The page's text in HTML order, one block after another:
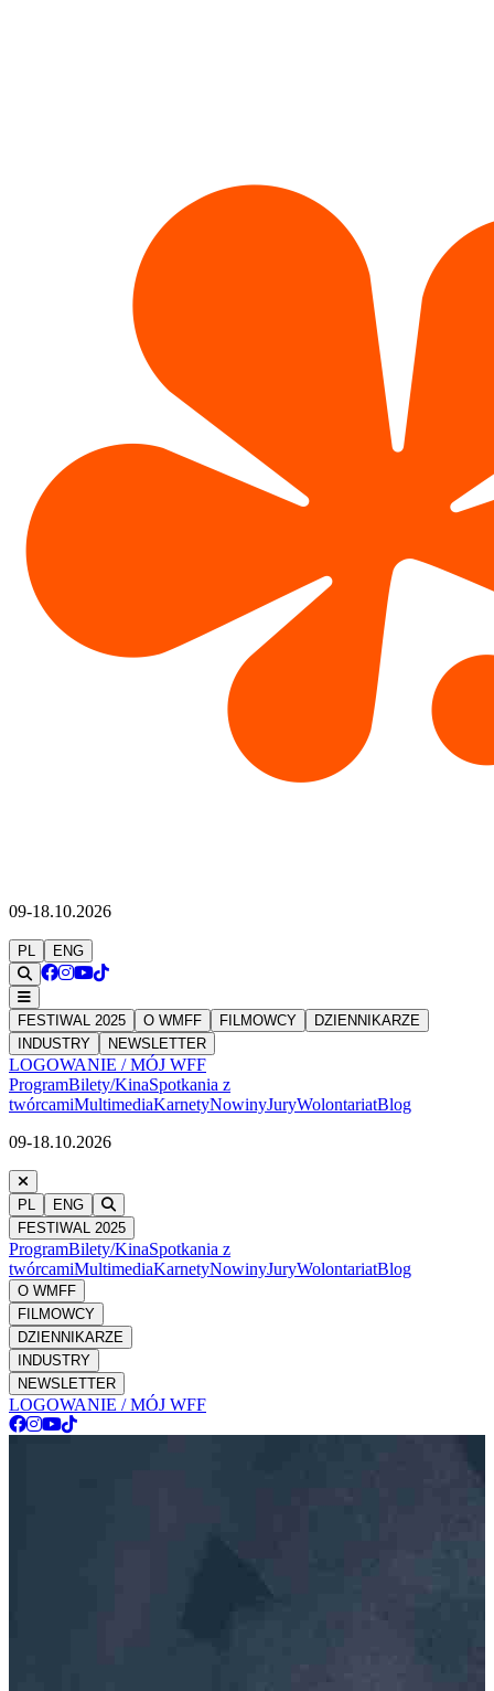
09-18.10.2026
PL ENG
FESTIWAL 2025 O WMFF FILMOWCY
DZIENNIKARZE
INDUSTRY
NEWSLETTER
LOGOWANIE / MÓJ WFF
ProgramBilety/KinaSpotkania z
twórcamiMultimediaKarnetyNowinyJuryWolontariatBlog
09-18.10.2026
PL
ENG
FESTIWAL 2025
ProgramBilety/KinaSpotkania z
twórcamiMultimediaKarnetyNowinyJuryWolontariatBlog
O WMFF
FILMOWCY
DZIENNIKARZE
INDUSTRY
NEWSLETTER
LOGOWANIE / MÓJ WFF